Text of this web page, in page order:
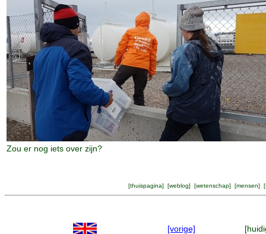
Zou er nog iets over zijn?
[thuispagina] [weblog] [wetenschap] [mensen] [
[vorige]